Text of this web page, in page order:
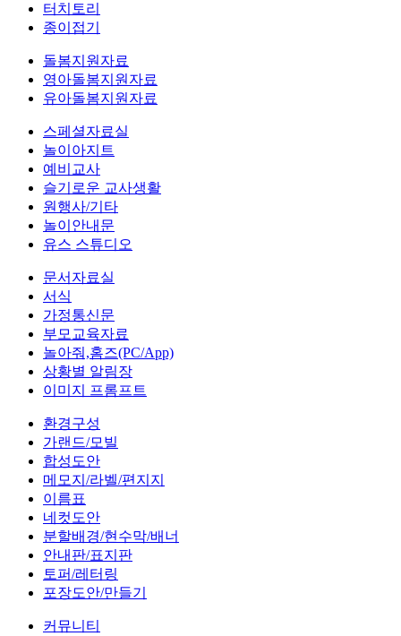
터치토리
종이접기
돌봄지원자료
영아돌봄지원자료
유아돌봄지원자료
스페셜자료실
놀이아지트
예비교사
슬기로운 교사생활
원행사/기타
놀이안내문
유스 스튜디오
문서자료실
서식
가정통신문
부모교육자료
놀아줘,홈즈(PC/App)
상황별 알림장
이미지 프롬프트
환경구성
가랜드/모빌
합성도안
메모지/라벨/편지지
이름표
네컷도안
분할배경/현수막/배너
안내판/표지판
토퍼/레터링
포장도안/만들기
커뮤니티